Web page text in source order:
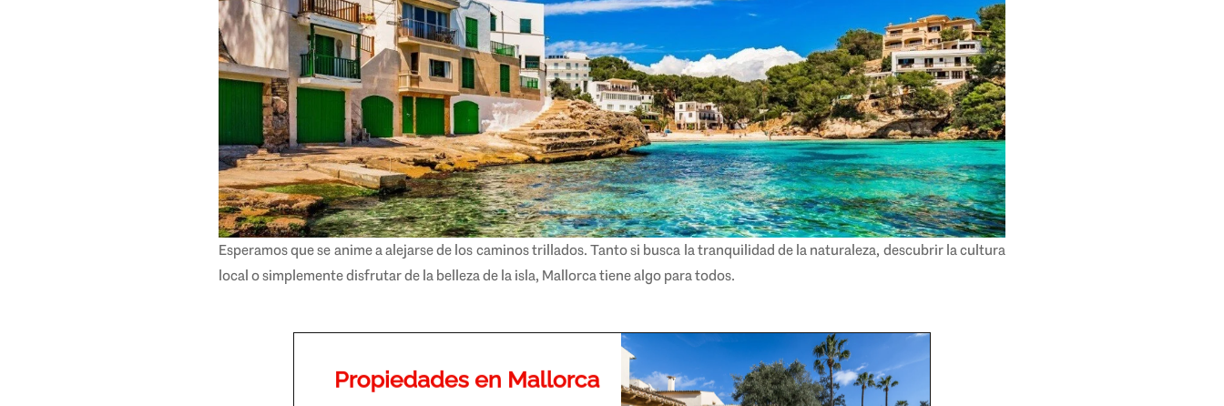
Esperamos que se anime a alejarse de los caminos trillados. Tanto si busca la tranquilidad de la naturaleza, descubrir la cultura
local o simplemente disfrutar de la belleza de la isla, Mallorca tiene algo para todos.